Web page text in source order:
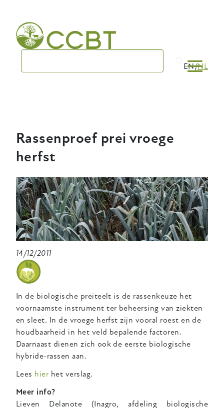
main
navigation
EN NL
Rassenproef prei vroege
herfst
14/12/2011
In de biologische preiteelt is de rassenkeuze het
voornaamste instrument ter beheersing van ziekten
en sleet. In de vroege herfst zijn vooral roest en de
houdbaarheid in het veld bepalende factoren.
Daarnaast dienen zich ook de eerste biologische
hybride-rassen aan.
Lees hier het verslag.
Meer info?
Lieven Delanote (Inagro, afdeling biologische